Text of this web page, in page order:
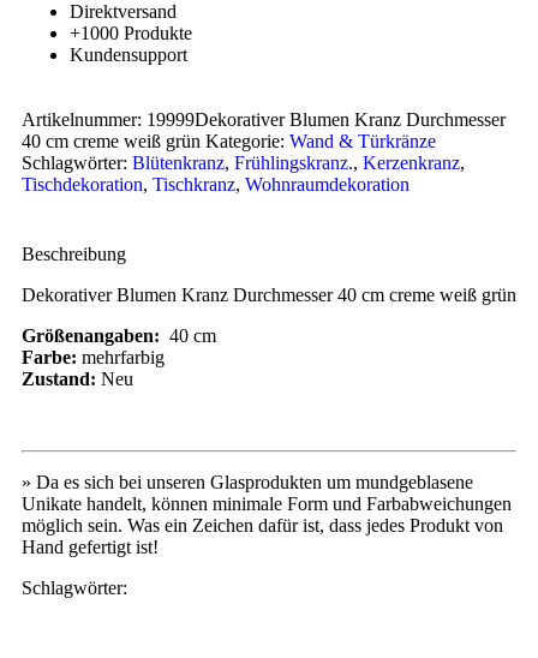
Direktversand
+1000 Produkte
Kundensupport
Artikelnummer: 19999Dekorativer Blumen Kranz Durchmesser
40 cm creme weiß grün Kategorie: Wand & Türkränze
Schlagwörter: Blütenkranz, Frühlingskranz., Kerzenkranz,
Tischdekoration, Tischkranz, Wohnraumdekoration
Beschreibung
Dekorativer Blumen Kranz Durchmesser 40 cm creme weiß grün
Größenangaben: 40 cm
Farbe: mehrfarbig
Zustand: Neu
» Da es sich bei unseren Glasprodukten um mundgeblasene
Unikate handelt, können minimale Form und Farbabweichungen
möglich sein. Was ein Zeichen dafür ist, dass jedes Produkt von
Hand gefertigt ist!
Schlagwörter: